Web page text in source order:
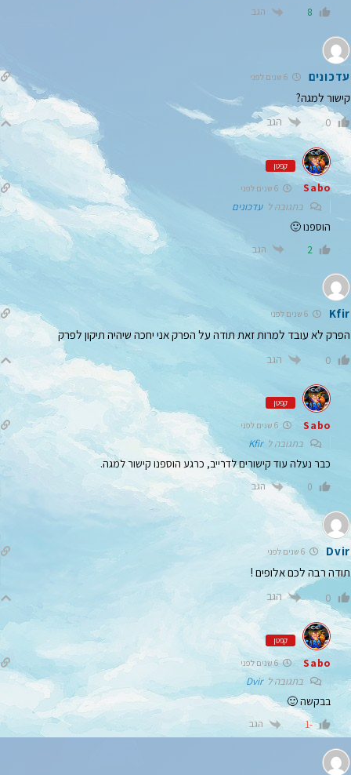
8 הגב
עדכונים
קישור למגה?
0 הגב
קפטן
Sabo
בתגובה לעדכונים
הוספנו 🙂
2 הגב
Kfir
הפרק לא עובד למרות זאת תודה על הפרק אני יחכה שיהיה תיקון לפרק
0 הגב
קפטן
Sabo
בתגובה לKfir
כבר נעלה עוד קישורים לדרייב, כרגע הוספנו קישור למגה.
0 הגב
Dvir
תודה רבה לכם אלופים !
0 הגב
קפטן
Sabo 6 שנים לפני
בתגובה לDvir
בבקשה 🙂
-1 הגב